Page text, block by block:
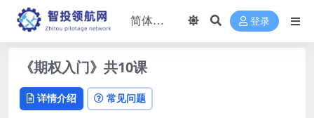
登录
《期权入门》共10课
详情介绍 常见问题